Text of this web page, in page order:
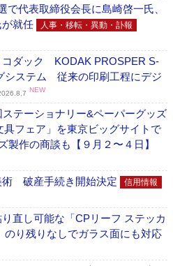
代表取締役会長に島崎啓一氏、
就任
人事・移転・異動・訃報
コダック KODAK PROSPER S-
システム 従来の印刷工程にデジ
NEW
テーショナリー&ペーパーグッズ
フェア」を東京ビッグサイトで
製作の商談も【９月２〜４日】
術 破産手続き開始決定 信用情報
直し可能な「CPリーフ ステッカ
り残りなしでガラス面にも対応